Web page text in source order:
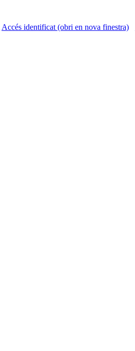
Accés identificat (obri en nova finestra)